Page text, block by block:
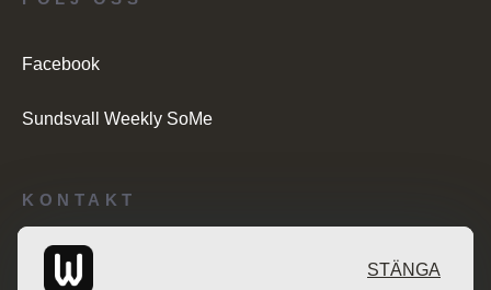
KONTAKT
Redaktionen: desk@maratongroup.com
Facebook
Sundsvall Weekly SoMe
STÄNGA